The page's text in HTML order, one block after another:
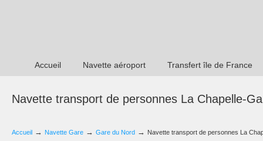
Accueil Navette aéroport Transfert île de France
Navette transport de personnes La Chapelle-
Accueil → Navette Gare → Gare du Nord → Navette transport de personnes La